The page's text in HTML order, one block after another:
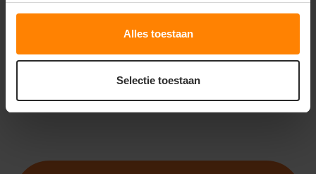
Alles toestaan
Selectie toestaan
PERSONALISEER